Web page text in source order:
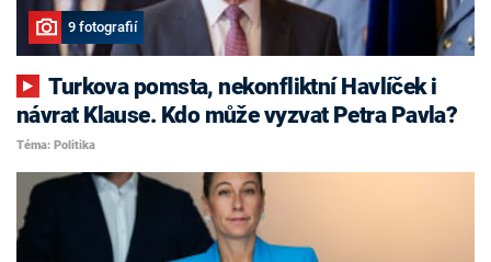
9 fotografií
Turkova pomsta, nekonfliktní Havlíček i
návrat Klause. Kdo může vyzvat Petra Pavla?
Téma: Politika